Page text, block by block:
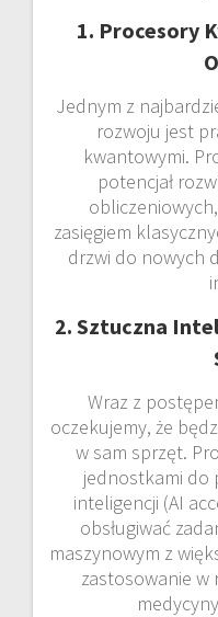
1. Procesory
Jednym z
rozwoju jest
kwantowymi.
potencjał
zasięgiem
drzwi do nowych
2. Sztuczna
Wraz z
oczekujemy, że
w sam sprzęt.
jednostkami do
inteligencji (AI
obsługiwać
maszynowym z
zastosowanie w